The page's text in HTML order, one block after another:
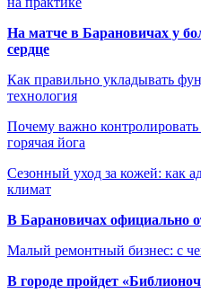
На матче в Барановичах у
сердце
Как правильно укладывать
технология
Почему важно контролировать
горячая йога
Сезонный уход за кожей: как
климат
В Барановичах официально
Малый ремонтный бизнес: с
В городе пройдет